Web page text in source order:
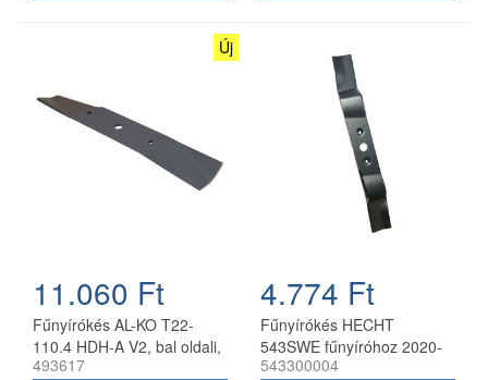
Új
11.060 Ft
Fűnyírókés AL-KO T22-
110.4 HDH-A V2, bal oldali,
40 cm
493617
4.774 Ft
Fűnyírókés HECHT
543SWE fűnyíróhoz 2020-
21
543300004